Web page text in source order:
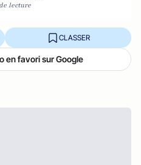
lecture
CLASSER
en favori sur Google